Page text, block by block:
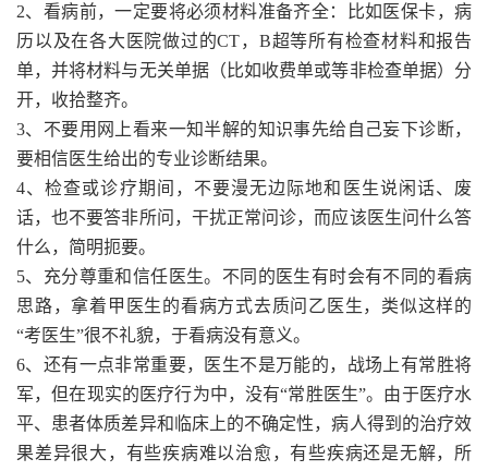
2、看病前，一定要将必须材料准备齐全：比如医保卡，病
历以及在各大医院做过的CT，B超等所有检查材料和报告
单，并将材料与无关单据（比如收费单或等非检查单据）分
开，收拾整齐。
3、不要用网上看来一知半解的知识事先给自己妄下诊断，
要相信医生给出的专业诊断结果。
4、检查或诊疗期间，不要漫无边际地和医生说闲话、废
话，也不要答非所问，干扰正常问诊，而应该医生问什么答
什么，简明扼要。
5、充分尊重和信任医生。不同的医生有时会有不同的看病
思路，拿着甲医生的看病方式去质问乙医生，类似这样的
“考医生”很不礼貌，于看病没有意义。
6、还有一点非常重要，医生不是万能的，战场上有常胜将
军，但在现实的医疗行为中，没有“常胜医生”。由于医疗水
平、患者体质差异和临床上的不确定性，病人得到的治疗效
果差异很大，有些疾病难以治愈，有些疾病还是无解，所